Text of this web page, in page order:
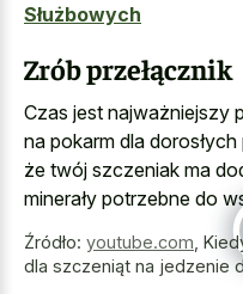
Służbowych
Zrób przełącznik
Czas jest najważniejszy
na pokarm dla
że twój szczeniak ma
minerały potrzebne do
Źródło: youtube.com,
dla szczeniąt na jedzenie